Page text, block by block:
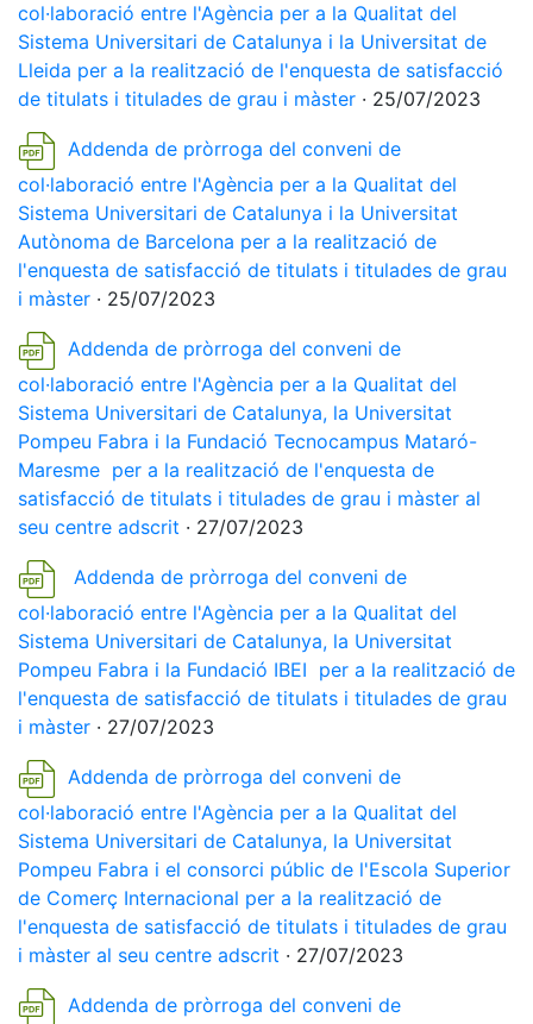
col·laboració entre l'Agència per a la Qualitat del
Sistema Universitari de Catalunya i la Universitat de
Lleida per a la realització de l'enquesta de satisfacció
de titulats i titulades de grau i màster · 25/07/2023
Addenda de pròrroga del conveni de
col·laboració entre l'Agència per a la Qualitat del
Sistema Universitari de Catalunya i la Universitat
Autònoma de Barcelona per a la realització de
l'enquesta de satisfacció de titulats i titulades de grau
i màster · 25/07/2023
Addenda de pròrroga del conveni de
col·laboració entre l'Agència per a la Qualitat del
Sistema Universitari de Catalunya, la Universitat
Pompeu Fabra i la Fundació Tecnocampus Mataró-
Maresme per a la realització de l'enquesta de
satisfacció de titulats i titulades de grau i màster al
seu centre adscrit · 27/07/2023
Addenda de pròrroga del conveni de
col·laboració entre l'Agència per a la Qualitat del
Sistema Universitari de Catalunya, la Universitat
Pompeu Fabra i la Fundació IBEI per a la realització de
l'enquesta de satisfacció de titulats i titulades de grau
i màster · 27/07/2023
Addenda de pròrroga del conveni de
col·laboració entre l'Agència per a la Qualitat del
Sistema Universitari de Catalunya, la Universitat
Pompeu Fabra i el consorci públic de l'Escola Superior
de Comerç Internacional per a la realització de
l'enquesta de satisfacció de titulats i titulades de grau
i màster al seu centre adscrit · 27/07/2023
Addenda de pròrroga del conveni de